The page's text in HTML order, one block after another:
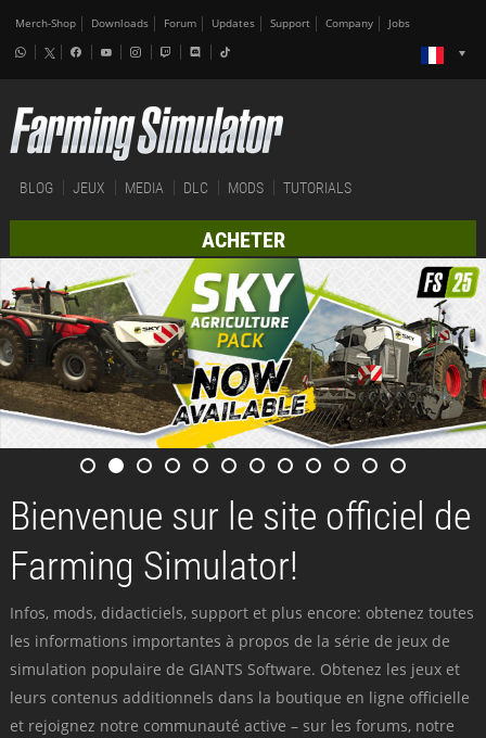
Merch-Shop Downloads Forum Updates Support Company Jobs
BLOG JEUX MEDIA DLC MODS TUTORIALS
ACHETER
Bienvenue sur le site officiel de
Farming Simulator!
Infos, mods, didacticiels, support et plus encore: obtenez toutes
les informations importantes à propos de la série de jeux de
simulation populaire de GIANTS Software. Obtenez les jeux et
leurs contenus additionnels dans la boutique en ligne officielle
et rejoignez notre communauté active – sur les forums, notre